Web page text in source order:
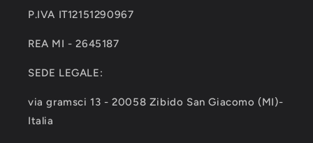
P.IVA IT12151290967
REA MI - 2645187
SEDE LEGALE:
via gramsci 13 - 20058 Zibido San Giacomo (MI)-
Italia